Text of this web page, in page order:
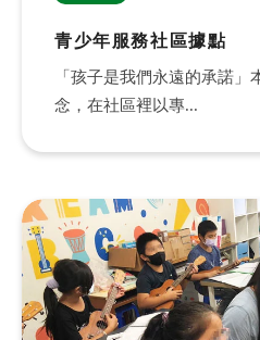
青少年服務社區據點
「孩子是我們永遠的承諾
念，在社區裡以專...